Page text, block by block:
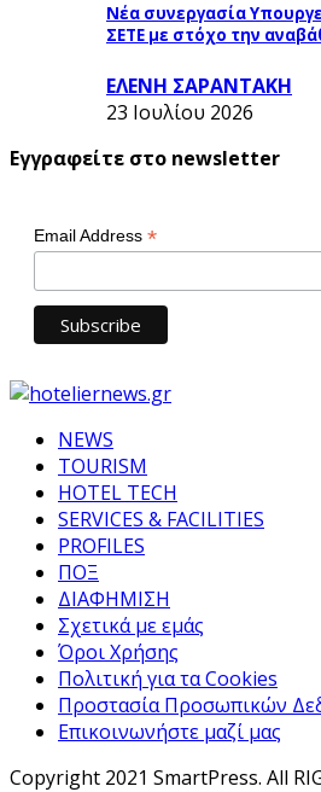
Νέα συνεργασία
ΣΕΤΕ με στόχο την
ΕΛΕΝΗ ΣΑΡΑΝΤΑΚΗ
23 Ιουλίου 2026
Εγγραφείτε στο newsletter
Email Address *
NEWS
TOURISM
HOTEL TECH
SERVICES & FACILITIES
PROFILES
ΠΟΞ
ΔΙΑΦΗΜΙΣΗ
Σχετικά με εμάς
Όροι Χρήσης
Πολιτική για τα Cookies
Προστασία Προσωπικών
Επικοινωνήστε μαζί μας
Copyright 2021 SmartPress. All